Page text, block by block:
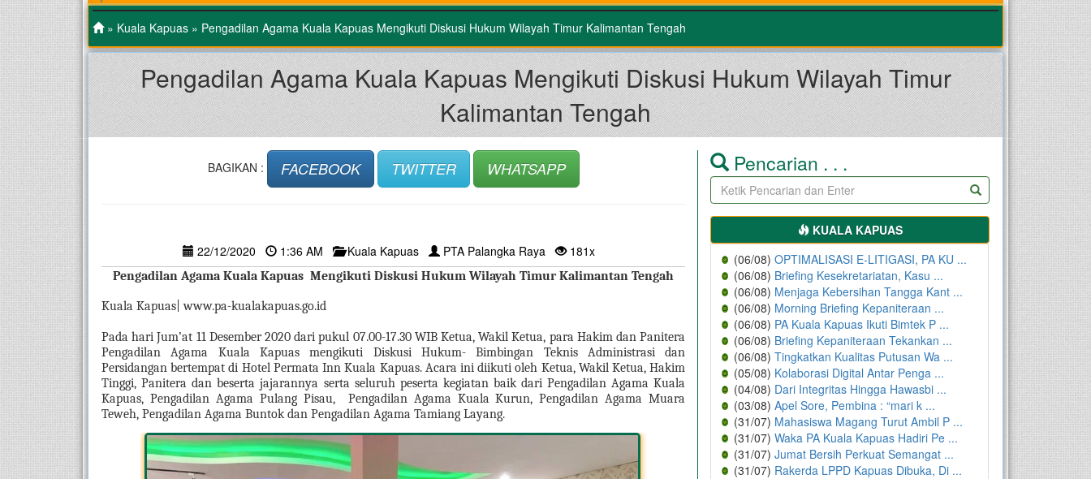
» Kuala Kapuas » Pengadilan Agama Kuala Kapuas Mengikuti Diskusi Hukum Wilayah Timur Kalimantan Tengah
Pengadilan Agama Kuala Kapuas Mengikuti Diskusi Hukum Wilayah Timur
Kalimantan Tengah
BAGIKAN : FACEBOOK TWITTER WHATSAPP
22/12/2020 1:36 AM Kuala Kapuas PTA Palangka Raya 181x
Pengadilan Agama Kuala Kapuas  Mengikuti Diskusi Hukum Wilayah Timur Kalimantan Tengah
Kuala Kapuas| www.pa-kualakapuas.go.id
Pada hari Jum’at 11 Desember 2020 dari pukul 07.00-17.30 WIB Ketua, Wakil Ketua, para Hakim dan Panitera
Pengadilan Agama Kuala Kapuas mengikuti Diskusi Hukum- Bimbingan Teknis Administrasi dan
Persidangan bertempat di Hotel Permata Inn Kuala Kapuas. Acara ini diikuti oleh Ketua, Wakil Ketua, Hakim
Tinggi, Panitera dan beserta jajarannya serta seluruh peserta kegiatan baik dari Pengadilan Agama Kuala
Kapuas, Pengadilan Agama Pulang Pisau,  Pengadilan Agama Kuala Kurun, Pengadilan Agama Muara
Teweh, Pengadilan Agama Buntok dan Pengadilan Agama Tamiang Layang.
Pencarian . . .
KUALA KAPUAS
(06/08) OPTIMALISASI E-LITIGASI, PA KU ...
(06/08) Briefing Kesekretariatan, Kasu ...
(06/08) Menjaga Kebersihan Tangga Kant ...
(06/08) Morning Briefing Kepaniteraan ...
(06/08) PA Kuala Kapuas Ikuti Bimtek P ...
(06/08) Briefing Kepaniteraan Tekankan ...
(06/08) Tingkatkan Kualitas Putusan Wa ...
(05/08) Kolaborasi Digital Antar Penga ...
(04/08) Dari Integritas Hingga Hawasbi ...
(03/08) Apel Sore, Pembina : “mari k ...
(31/07) Mahasiswa Magang Turut Ambil P ...
(31/07) Waka PA Kuala Kapuas Hadiri Pe ...
(31/07) Jumat Bersih Perkuat Semangat ...
(31/07) Rakerda LPPD Kapuas Dibuka, Di ...